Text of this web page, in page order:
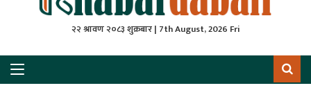
२२ श्रावण २०८३ शुक्रबार | 7th August, 2026 Fri